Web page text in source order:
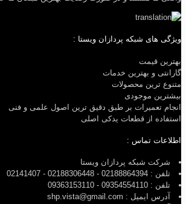
ویژگی های شبکه پردازان ویستا :
بهترین قیمت
گارانتی و بهترین خدمات
متنوع ترین محصولات
بیشترین موجودی
انجام تعمیرات بر طبق دقیق ترین اصول علمی و فنی
استفاده از قطعات یدکی اصلی
اطلاعات تماس :
شرکت شبکه پردازان ویستا
تلفن : 02188864394 - 02188306448 - 02141407
تلفن : 09354554110 - 09363153110
آدرس ایمیل : shp.vista@gmail.com